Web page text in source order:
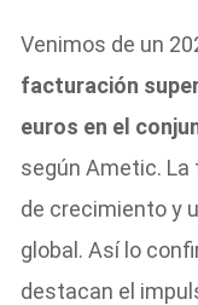
Venimos de un
facturación
euros en el
según Ametic.
de crecimiento y
global. Así lo
destacan el